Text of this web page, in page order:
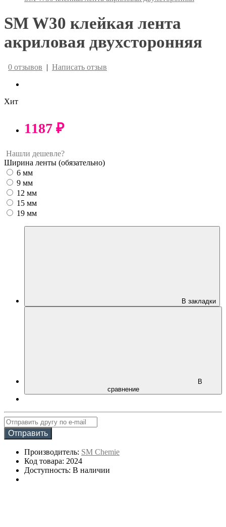
SM W30 клейкая лента
акриловая двухсторонняя
0 отзывов | Написать отзыв
Хит
1187 ₽
Нашли дешевле?
Ширина ленты (обязательно)
6 мм
9 мм
12 мм
15 мм
19 мм
В закладки
В
сравнение
Отправить
Производитель: SM Chemie
Код товара: 2024
Доступность: В наличии